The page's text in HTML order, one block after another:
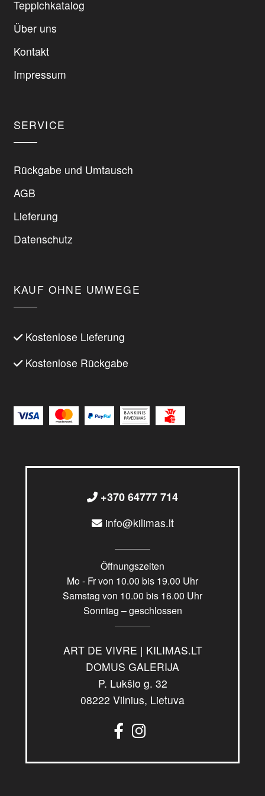
Teppichkatalog
Über uns
Kontakt
Impressum
SERVICE
Rückgabe und Umtausch
AGB
Lieferung
Datenschutz
KAUF OHNE UMWEGE
Kostenlose Lieferung
Kostenlose Rückgabe
+370 64777 714
info@kilimas.lt
Öffnungszeiten
Mo - Fr von 10.00 bis 19.00 Uhr
Samstag von 10.00 bis 16.00 Uhr
Sonntag – geschlossen
ART DE VIVRE | KILIMAS.LT
DOMUS GALERIJA
P. Lukšio g. 32
08222 Vilnius, Lietuva